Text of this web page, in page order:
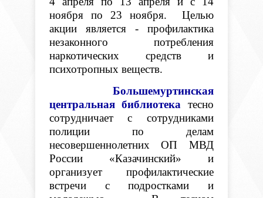
ноября по 23 ноября. Целью
акции является - профилактика
незаконного потребления
наркотических средств и
психотропных веществ.
Большемуртинская
центральная библиотекатесно
сотрудничает с сотрудниками
полиции по делам
несовершеннолетних ОП МВД
России «Казачинский» и
организует профилактические
встречи с подростками и